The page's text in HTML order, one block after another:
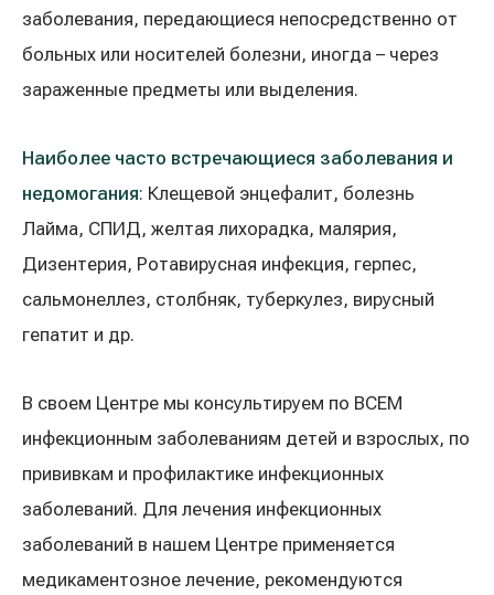
заболевания, передающиеся непосредственно от
больных или носителей болезни, иногда – через
зараженные предметы или выделения.
Наиболее часто встречающиеся заболевания и
недомогания: Клещевой энцефалит, болезнь
Лайма, СПИД, желтая лихорадка, малярия,
Дизентерия, Ротавирусная инфекция, герпес,
cальмонеллез, cтолбняк, туберкулез, вирусный
гепатит и др.
В своем Центре мы консультируем по ВСЕМ
инфекционным заболеваниям детей и взрослых, по
прививкам и профилактике инфекционных
заболеваний. Для лечения инфекционных
заболеваний в нашем Центре применяется
медикаментозное лечение, рекомендуются
Все услуги
Все врачи